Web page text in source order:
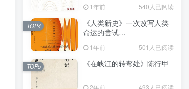
1年前 540人已阅读
《人类新史》一次改写人类
命运的尝试
1年前 501人已阅读
TOP4
《在峡江的转弯处》陈行甲
2年前 493人已阅读
TOP5